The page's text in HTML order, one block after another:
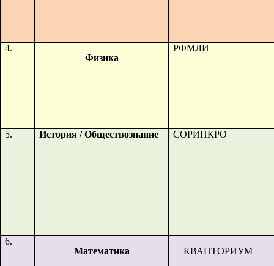
4.
Физика
РФМЛИ
5. История / Обществознание СОРИПКРО
6.
Математика
КВАНТОРИУМ